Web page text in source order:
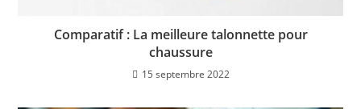
Comparatif : La meilleure talonnette pour
chaussure
15 septembre 2022